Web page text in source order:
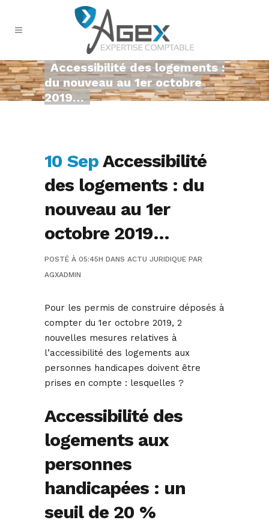
Accessibilité des logements :
du nouveau au 1er octobre
2019…
10 Sep Accessibilité
des logements : du
nouveau au 1er
octobre 2019…
POSTÉ À 05:45H DANS ACTU JURIDIQUE PAR
AGXADMIN
Pour les permis de construire déposés à
compter du 1er octobre 2019, 2
nouvelles mesures relatives à
l’accessibilité des logements aux
personnes handicapes doivent être
prises en compte : lesquelles ?
Accessibilité des
logements aux
personnes
handicapées : un
seuil de 20 %